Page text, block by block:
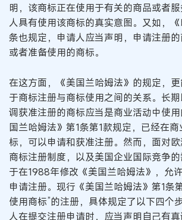
明，该商标正在使用于有关的商品或者
人具有使用该商标的真实意图。又如，
条也规定，申请人应当声明，申请注册
或者准备使用的商标。
在这方面，《美国兰哈姆法》的规定，
于商标注册与商标使用之间的关系。长
调获准注册的商标应当是商业活动中使
国兰哈姆法》第1条第1款规定，已经在
标，可以申请和获准注册。然而，面对
商标注册制度，以及美国企业国际竞争
于在1988年修改《美国兰哈姆法》，允
申请注册。现行《美国兰哈姆法》第1条
使用商标”的注册，具体规定了以下四个
人在提交注册申请时，应当声明自己有